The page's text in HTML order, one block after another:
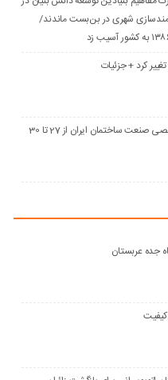
شهری در بن‌بست ماندند/
کرد + جزئیات
برگزاری نمایشگاه تخصصی صنعت ساختمان ایران از 27 تا 30
جده عربستان